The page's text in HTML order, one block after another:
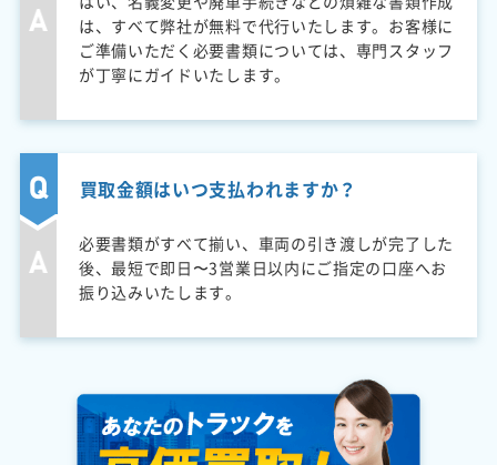
は、すべて弊社が無料で代行いたします。お客様に
ご準備いただく必要書類については、専門スタッフ
が丁寧にガイドいたします。
買取金額はいつ支払われますか？
必要書類がすべて揃い、車両の引き渡しが完了した
後、最短で即日〜3営業日以内にご指定の口座へお
振り込みいたします。